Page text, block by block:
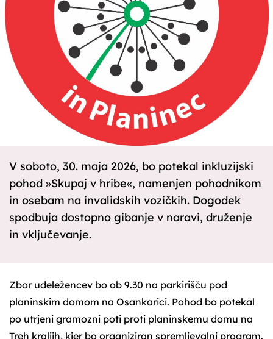
V soboto, 30. maja 2026, bo potekal inkluzijski
pohod »Skupaj v hribe«, namenjen pohodnikom
in osebam na invalidskih vozičkih. Dogodek
spodbuja dostopno gibanje v naravi, druženje
in vključevanje.
Zbor udeležencev bo ob 9.30 na parkirišču pod
planinskim domom na Osankarici. Pohod bo potekal
po utrjeni gramozni poti proti planinskemu domu na
Treh kraljih, kjer bo organiziran spremljevalni program.